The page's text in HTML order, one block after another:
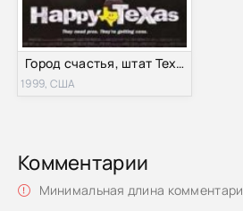
Город счастья, штат Техас (1999)
1999, США
Комментарии
Минимальная длина